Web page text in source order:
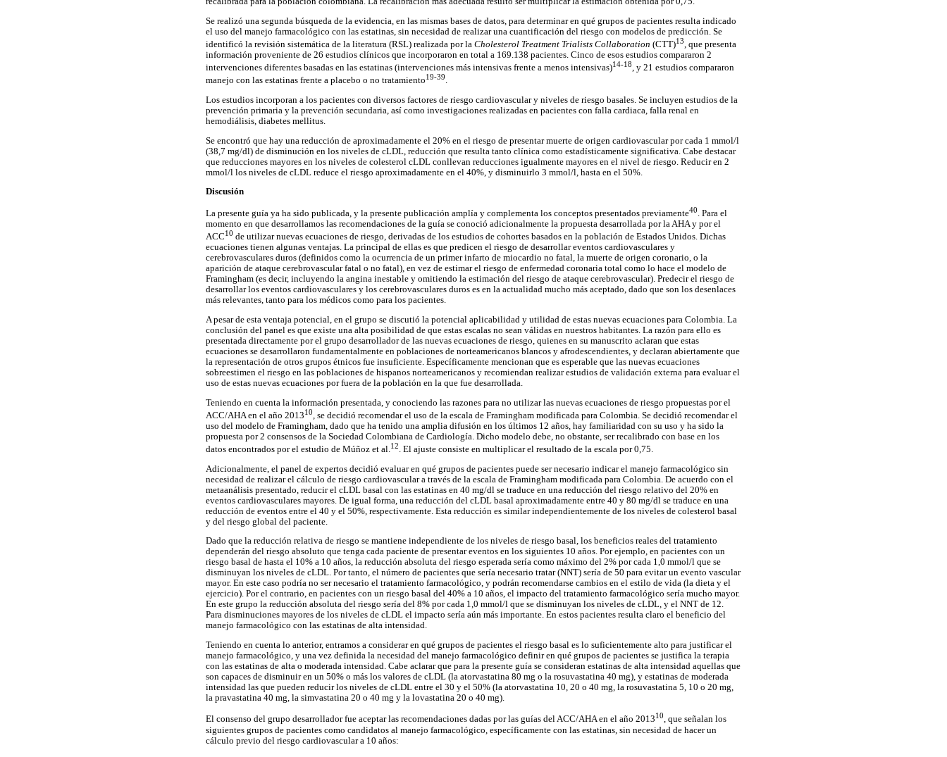
Se realizó una segunda búsqueda de la evidencia, en las mismas bases de datos, para determinar en qué grupos de pacientes resulta indicado
el uso del manejo farmacológico con las estatinas, sin necesidad de realizar una cuantificación del riesgo con modelos de predicción. Se
identificó la revisión sistemática de la literatura (RSL) realizada por la Cholesterol Treatment Trialists Collaboration (CTT)13, que presenta
información proveniente de 26 estudios clínicos que incorporaron en total a 169.138 pacientes. Cinco de esos estudios compararon 2
intervenciones diferentes basadas en las estatinas (intervenciones más intensivas frente a menos intensivas)14-18, y 21 estudios compararon
manejo con las estatinas frente a placebo o no tratamiento19-39.
Los estudios incorporan a los pacientes con diversos factores de riesgo cardiovascular y niveles de riesgo basales. Se incluyen estudios de la
prevención primaria y la prevención secundaria, así como investigaciones realizadas en pacientes con falla cardiaca, falla renal en
hemodiálisis, diabetes mellitus.
Se encontró que hay una reducción de aproximadamente el 20% en el riesgo de presentar muerte de origen cardiovascular por cada 1 mmol/l
(38,7 mg/dl) de disminución en los niveles de cLDL, reducción que resulta tanto clínica como estadísticamente significativa. Cabe destacar
que reducciones mayores en los niveles de colesterol cLDL conllevan reducciones igualmente mayores en el nivel de riesgo. Reducir en 2
mmol/l los niveles de cLDL reduce el riesgo aproximadamente en el 40%, y disminuirlo 3 mmol/l, hasta en el 50%.
Discusión
La presente guía ya ha sido publicada, y la presente publicación amplía y complementa los conceptos presentados previamente40. Para el
momento en que desarrollamos las recomendaciones de la guía se conoció adicionalmente la propuesta desarrollada por la AHA y por el
ACC10 de utilizar nuevas ecuaciones de riesgo, derivadas de los estudios de cohortes basados en la población de Estados Unidos. Dichas
ecuaciones tienen algunas ventajas. La principal de ellas es que predicen el riesgo de desarrollar eventos cardiovasculares y
cerebrovasculares duros (definidos como la ocurrencia de un primer infarto de miocardio no fatal, la muerte de origen coronario, o la
aparición de ataque cerebrovascular fatal o no fatal), en vez de estimar el riesgo de enfermedad coronaria total como lo hace el modelo de
Framingham (es decir, incluyendo la angina inestable y omitiendo la estimación del riesgo de ataque cerebrovascular). Predecir el riesgo de
desarrollar los eventos cardiovasculares y los cerebrovasculares duros es en la actualidad mucho más aceptado, dado que son los desenlaces
más relevantes, tanto para los médicos como para los pacientes.
A pesar de esta ventaja potencial, en el grupo se discutió la potencial aplicabilidad y utilidad de estas nuevas ecuaciones para Colombia. La
conclusión del panel es que existe una alta posibilidad de que estas escalas no sean válidas en nuestros habitantes. La razón para ello es
presentada directamente por el grupo desarrollador de las nuevas ecuaciones de riesgo, quienes en su manuscrito aclaran que estas
ecuaciones se desarrollaron fundamentalmente en poblaciones de norteamericanos blancos y afrodescendientes, y declaran abiertamente que
la representación de otros grupos étnicos fue insuficiente. Específicamente mencionan que es esperable que las nuevas ecuaciones
sobreestimen el riesgo en las poblaciones de hispanos norteamericanos y recomiendan realizar estudios de validación externa para evaluar el
uso de estas nuevas ecuaciones por fuera de la población en la que fue desarrollada.
Teniendo en cuenta la información presentada, y conociendo las razones para no utilizar las nuevas ecuaciones de riesgo propuestas por el
ACC/AHA en el año 201310, se decidió recomendar el uso de la escala de Framingham modificada para Colombia. Se decidió recomendar el
uso del modelo de Framingham, dado que ha tenido una amplia difusión en los últimos 12 años, hay familiaridad con su uso y ha sido la
propuesta por 2 consensos de la Sociedad Colombiana de Cardiología. Dicho modelo debe, no obstante, ser recalibrado con base en los
datos encontrados por el estudio de Múñoz et al.12. El ajuste consiste en multiplicar el resultado de la escala por 0,75.
Adicionalmente, el panel de expertos decidió evaluar en qué grupos de pacientes puede ser necesario indicar el manejo farmacológico sin
necesidad de realizar el cálculo de riesgo cardiovascular a través de la escala de Framingham modificada para Colombia. De acuerdo con el
metaanálisis presentado, reducir el cLDL basal con las estatinas en 40 mg/dl se traduce en una reducción del riesgo relativo del 20% en
eventos cardiovasculares mayores. De igual forma, una reducción del cLDL basal aproximadamente entre 40 y 80 mg/dl se traduce en una
reducción de eventos entre el 40 y el 50%, respectivamente. Esta reducción es similar independientemente de los niveles de colesterol basal
y del riesgo global del paciente.
Dado que la reducción relativa de riesgo se mantiene independiente de los niveles de riesgo basal, los beneficios reales del tratamiento
dependerán del riesgo absoluto que tenga cada paciente de presentar eventos en los siguientes 10 años. Por ejemplo, en pacientes con un
riesgo basal de hasta el 10% a 10 años, la reducción absoluta del riesgo esperada sería como máximo del 2% por cada 1,0 mmol/l que se
disminuyan los niveles de cLDL. Por tanto, el número de pacientes que sería necesario tratar (NNT) sería de 50 para evitar un evento vascular
mayor. En este caso podría no ser necesario el tratamiento farmacológico, y podrán recomendarse cambios en el estilo de vida (la dieta y el
ejercicio). Por el contrario, en pacientes con un riesgo basal del 40% a 10 años, el impacto del tratamiento farmacológico sería mucho mayor.
En este grupo la reducción absoluta del riesgo sería del 8% por cada 1,0 mmol/l que se disminuyan los niveles de cLDL, y el NNT de 12.
Para disminuciones mayores de los niveles de cLDL el impacto sería aún más importante. En estos pacientes resulta claro el beneficio del
manejo farmacológico con las estatinas de alta intensidad.
Teniendo en cuenta lo anterior, entramos a considerar en qué grupos de pacientes el riesgo basal es lo suficientemente alto para justificar el
manejo farmacológico, y una vez definida la necesidad del manejo farmacológico definir en qué grupos de pacientes se justifica la terapia
con las estatinas de alta o moderada intensidad. Cabe aclarar que para la presente guía se consideran estatinas de alta intensidad aquellas que
son capaces de disminuir en un 50% o más los valores de cLDL (la atorvastatina 80 mg o la rosuvastatina 40 mg), y estatinas de moderada
intensidad las que pueden reducir los niveles de cLDL entre el 30 y el 50% (la atorvastatina 10, 20 o 40 mg, la rosuvastatina 5, 10 o 20 mg,
la pravastatina 40 mg, la simvastatina 20 o 40 mg y la lovastatina 20 o 40 mg).
El consenso del grupo desarrollador fue aceptar las recomendaciones dadas por las guías del ACC/AHA en el año 201310, que señalan los
siguientes grupos de pacientes como candidatos al manejo farmacológico, específicamente con las estatinas, sin necesidad de hacer un
cálculo previo del riesgo cardiovascular a 10 años: